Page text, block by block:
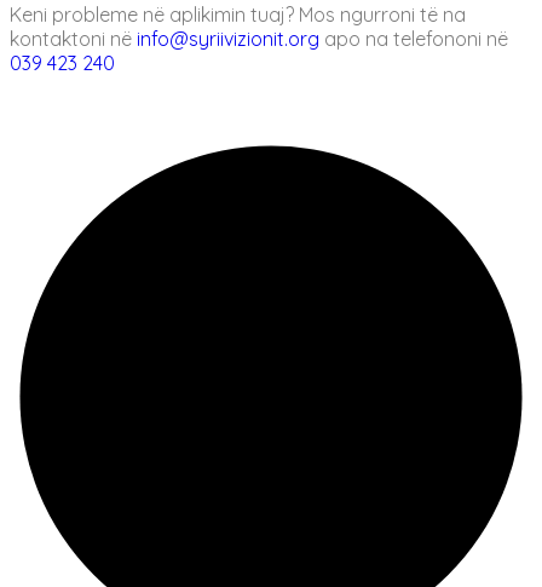
Keni probleme në aplikimin tuaj? Mos ngurroni të na
kontaktoni në info@syriivizionit.org apo na telefononi në
039 423 240